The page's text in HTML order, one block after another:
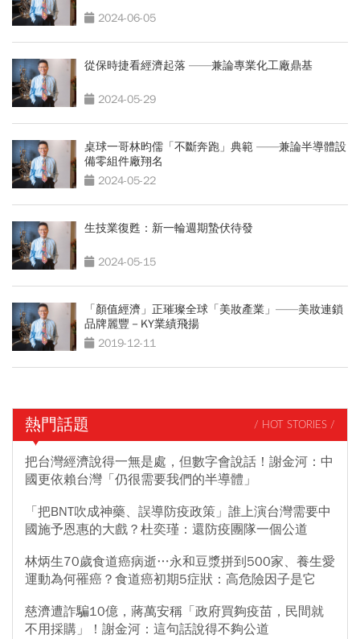
2024-06-05
從保時捷看經濟起落 ——兼論專業化工廠鼎基
2024-05-29
桌球一哥林昀儒「不斷奔跑」典範 ——兼論半導體設
備零組件廠翔名
2024-05-22
生技業復甦：新一輪週期蟄伏待發
2024-05-15
「顏值經濟」正璀璨全球「美妝產業」——美妝連鎖
品牌麗豐－KY業績飛揚
2019-12-11
熱門話題 / HOT STORIES /
把台灣經濟說得一無是處，但數字會說話！謝金河：中
國更依賴台灣「仍很需要我們的半導體」
「把BNT吹成神藥、誤導防疫政策」誰上演台灣需要中
國施予恩惠的大戲？杜奕瑾：還防疫團隊一個公道
林炳生70歲食道癌病逝…永和豆漿拼到500家、養生愛
運動為何罹癌？食道癌初期5症狀：高危險因子是它
慈濟遭詐騙10億，蔣萬安稱「政府買夠疫苗，民間就
不用採購」！謝金河：這句話說得不夠公道